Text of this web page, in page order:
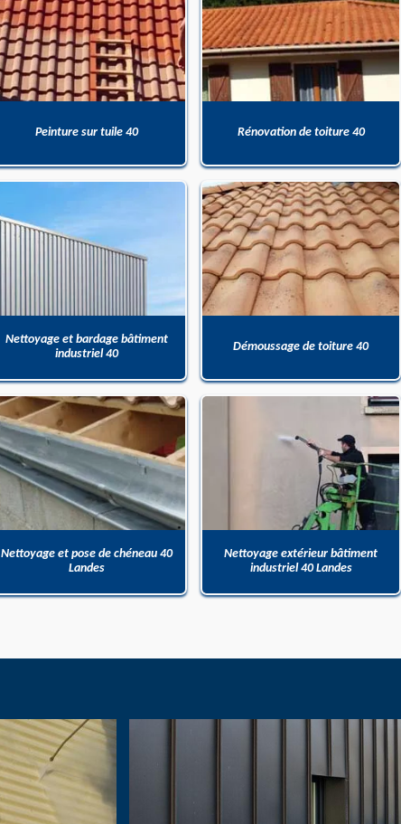
Peinture sur tuile 40 Rénovation de toiture 40
Nettoyage et bardage bâtiment
industriel 40
Démoussage de toiture 40
Nettoyage et pose de chéneau 40
Landes
Nettoyage extérieur bâtiment
industriel 40 Landes